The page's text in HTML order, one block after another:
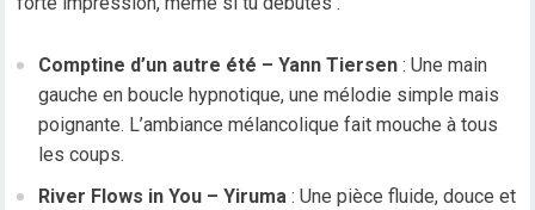
Comptine d’un autre été – Yann Tiersen : Une main
gauche en boucle hypnotique, une mélodie simple mais
poignante. L’ambiance mélancolique fait mouche à tous
les coups.
River Flows in You – Yiruma : Une pièce fluide, douce et